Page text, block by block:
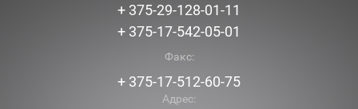
+ 375-29-128-01-11
+ 375-17-542-05-01
Факс:
+ 375-17-512-60-75
Адрес: